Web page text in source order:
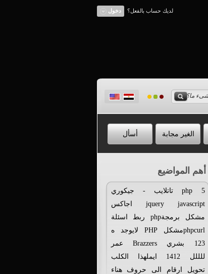
لديك حساب بالفعل؟ دخول
أسأل الغير مجابة
أهم المواضيع
5
php تاتلايب -
جيكوري
javascript
jquery
اجاكس
مشكل
برمجةphp ربط
اسئلة
phpcurlمشكل
PHP لايوجد
ه
123
بشري Brazzers
عمر
للللل
1412 ايملهذا
الكلب
تحويل
ارقام الى حروف
هناء